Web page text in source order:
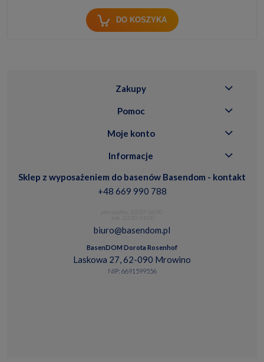
DO KOSZYKA
Zakupy
Pomoc
Moje konto
Informacje
Sklep z wyposażeniem do basenów Basendom - kontakt
+48 669 990 788
biuro@basendom.pl
BasenDOM Dorota Rosenhof
Laskowa 27, 62-090 Mrowino
NIP: 6691599556